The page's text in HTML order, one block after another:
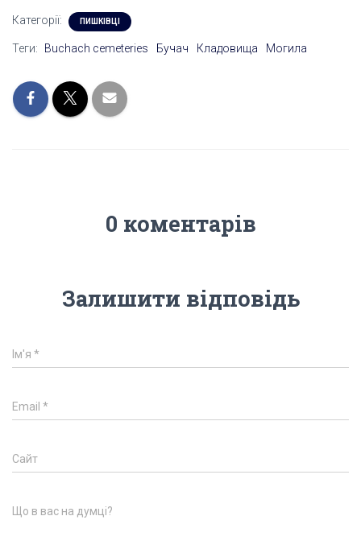
Категорії: ПИШКІВЦІ
Теги: Buchach cemeteries Бучач Кладовища Могила
0 коментарів
Залишити відповідь
Ім'я *
Email *
Сайт
Що в вас на думці?